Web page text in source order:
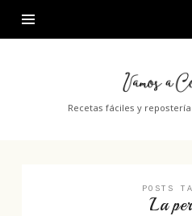
Vamos
CociMar
Recetas fáciles y
POSTS
La